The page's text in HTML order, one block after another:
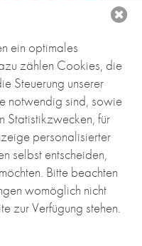
ein optimales
zählen Cookies, die
Steuerung unserer
notwendig sind, sowie
Statistikzwecken, für
personalisierter
selbst entscheiden,
Bitte beachten
womöglich nicht
zur Verfügung stehen.